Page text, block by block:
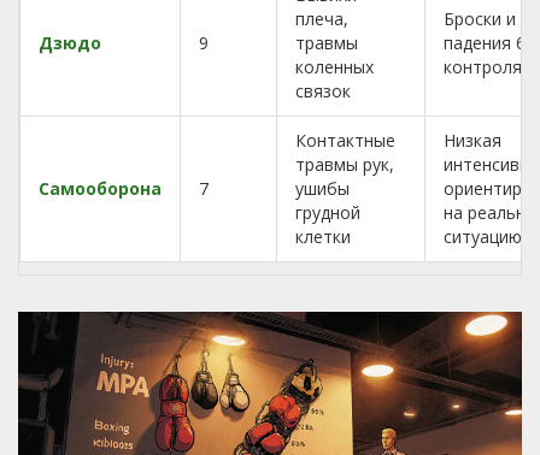
Дзюдо 9
плеча,
травмы
коленных
связок
Броски и
падения
контроля
Самооборона 7
Контактные
травмы рук,
ушибы
грудной
клетки
Низкая
на
ситуацию